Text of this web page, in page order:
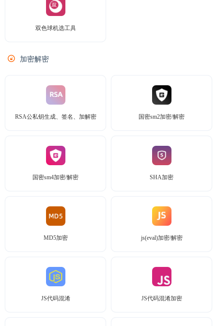
双色球机选工具
加密解密
RSA公私钥生成、签名、加解密 国密sm2加密/解密
国密sm4加密/解密 SHA加密
MD5加密 js(eval)加密/解密
JS代码混淆 JS代码混淆加密